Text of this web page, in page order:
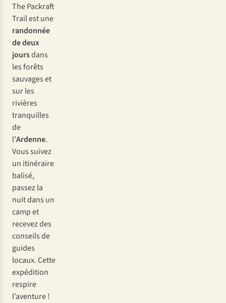
The Packraft
Trail est une
randonnée
de deux
joursdans
les forêts
sauvages et
sur les
rivières
tranquilles
de
l’Ardenne.
Vous suivez
un itinéraire
balisé,
passez la
nuit dans un
camp et
recevez des
conseils de
guides
locaux. Cette
expédition
respire
l’aventure !